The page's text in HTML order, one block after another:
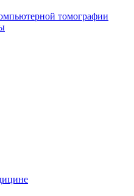
томографии